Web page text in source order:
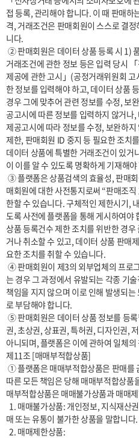
접 등록, 관리해야 합니다. 이 때 판매
격, 거래조건은 판매회원이 스스로 결
니다.
거래조건에 관한 정보 등은 입력 당시
제공에 관한 고시」(공정거래위원회 고
한 정보를 입력해야 하고, 데이터 상품
경우 그에 맞추어 관련 정보를 수정, 보
공고시에 따른 정보를 입력하지 않거나
제공고시에 따라 정보를 수정, 보완하
제한, 판매회원 ID 중지 등 필요한 조치
데이터 상품에 특별한 거래조건이 있거
이 이를 알 수 있도록 명확하게 기재해
매회원에 대한 사전통지로써 “판매조
한할 수 있습니다. 구체적인 제한시기,
도록 사전에 플랫폼을 통해 게시하여야
상품 등록건수 제한 조치를 위반한 경
거나 취소할 수 있고, 데이터 상품 판매
요한 조치를 취할 수 있습니다.
는 경우 그 과정에서 유발되는 각종 기
책임을 지지 않으며 이로 인해 발생되
로 부담해야 합니다.
권, 초상권, 상표권, 특허권, 디자인권,
아니되며, 플랫폼은 이에 관하여 일체
제11조 [매매부적합상품]
따른 모든 책임은 당해 매매부적합상품
매부적합상품은 매매불가상품과 매매
매 또는 유통이 불가한 상품을 말합니다.
  2. 매매제한상품: